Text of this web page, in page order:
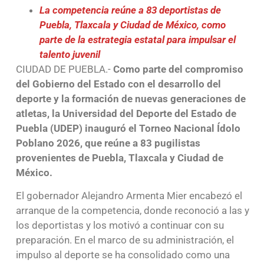
La competencia reúne a 83 deportistas de
Puebla, Tlaxcala y Ciudad de México, como
parte de la estrategia estatal para impulsar el
talento juvenil
CIUDAD DE PUEBLA.- Como parte del compromiso
del Gobierno del Estado con el desarrollo del
deporte y la formación de nuevas generaciones de
atletas, la Universidad del Deporte del Estado de
Puebla (UDEP) inauguró el Torneo Nacional Ídolo
Poblano 2026, que reúne a 83 pugilistas
provenientes de Puebla, Tlaxcala y Ciudad de
México.
El gobernador Alejandro Armenta Mier encabezó el
arranque de la competencia, donde reconoció a las y
los deportistas y los motivó a continuar con su
preparación. En el marco de su administración, el
impulso al deporte se ha consolidado como una